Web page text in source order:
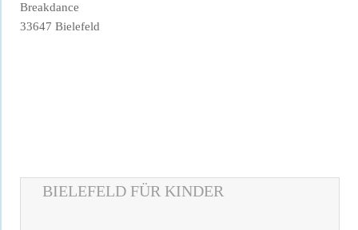
Breakdance
33647 Bielefeld
BIELEFELD FÜR KINDER